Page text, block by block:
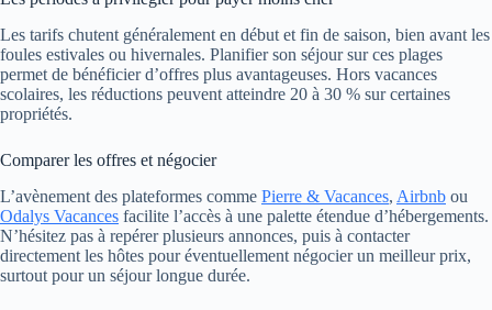
Les tarifs chutent généralement en début et fin de saison, bien avant les
foules estivales ou hivernales. Planifier son séjour sur ces plages
permet de bénéficier d’offres plus avantageuses. Hors vacances
scolaires, les réductions peuvent atteindre 20 à 30 % sur certaines
propriétés.
Comparer les offres et négocier
L’avènement des plateformes comme Pierre & Vacances, Airbnb ou
Odalys Vacances facilite l’accès à une palette étendue d’hébergements.
N’hésitez pas à repérer plusieurs annonces, puis à contacter
directement les hôtes pour éventuellement négocier un meilleur prix,
surtout pour un séjour longue durée.